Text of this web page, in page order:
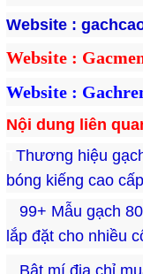
Website :
Website :
Website :
Nội dung liên
Thương hiệu
bóng kiếng cao cấp
99+ Mẫu gạch
lắp đặt cho nhiều
Bật mí địa chỉ